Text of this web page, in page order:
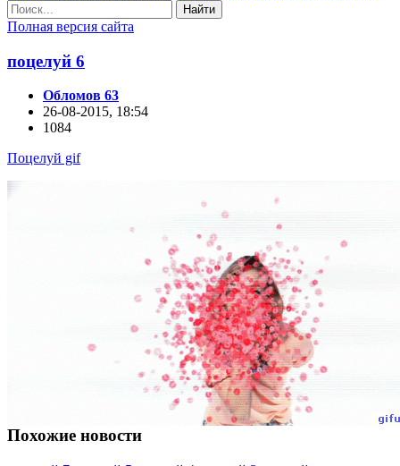
Найти
Полная версия сайта
поцелуй 6
Обломов 63
26-08-2015, 18:54
1084
Поцелуй gif
Похожие новости